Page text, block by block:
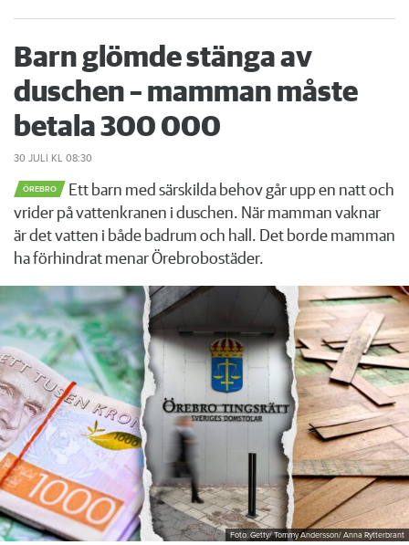
Barn glömde stänga av
duschen – mamman måste
betala 300 000
30 JULI KL 08:30
ÖREBRO
Ett barn med särskilda behov går upp en natt och
vrider på vattenkranen i duschen. När mamman vaknar
är det vatten i både badrum och hall. Det borde mamman
ha förhindrat menar Örebrobostäder.
Foto: Getty/ Tommy Andersson/ Anna Rytterbrant